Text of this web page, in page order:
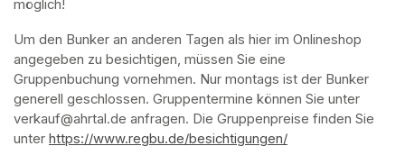
möglich!
Um den Bunker an anderen Tagen als hier im Onlineshop
angegeben zu besichtigen, müssen Sie eine
Gruppenbuchung vornehmen. Nur montags ist der Bunker
generell geschlossen. Gruppentermine können Sie unter
verkauf@ahrtal.de anfragen. Die Gruppenpreise finden Sie
unter https://www.regbu.de/besichtigungen/